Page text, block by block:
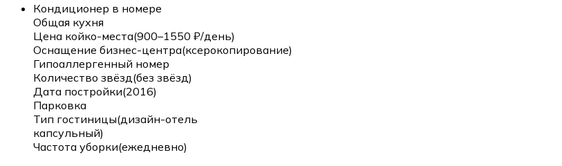
Кондиционер в номере
Общая кухня
Цена койко-места(900–1550 ₽/день)
Оснащение бизнес-центра(ксерокопирование)
Гипоаллергенный номер
Количество звёзд(без звёзд)
Дата постройки(2016)
Парковка
Тип гостиницы(дизайн-отель
капсульный)
Частота уборки(ежедневно)